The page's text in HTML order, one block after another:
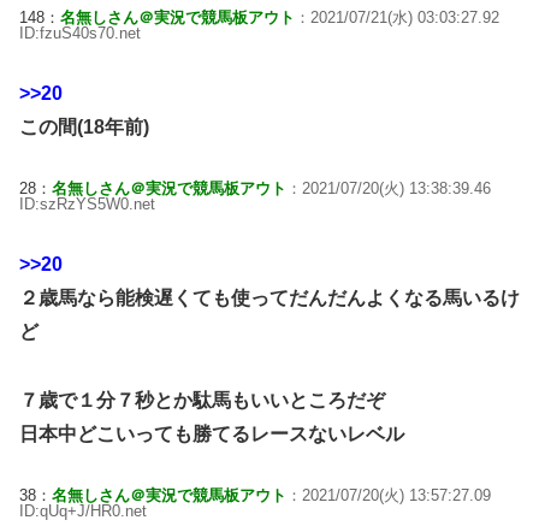
148： 名無しさん＠実況で競馬板アウト ：2021/07/21(水) 03:03:27.92
ID:fzuS40s70.net
>>20
この間(18年前)
28： 名無しさん＠実況で競馬板アウト ：2021/07/20(火) 13:38:39.46
ID:szRzYS5W0.net
>>20
２歳馬なら能検遅くても使ってだんだんよくなる馬いるけ
ど
７歳で１分７秒とか駄馬もいいところだぞ
日本中どこいっても勝てるレースないレベル
38： 名無しさん＠実況で競馬板アウト ：2021/07/20(火) 13:57:27.09
ID:qUq+J/HR0.net